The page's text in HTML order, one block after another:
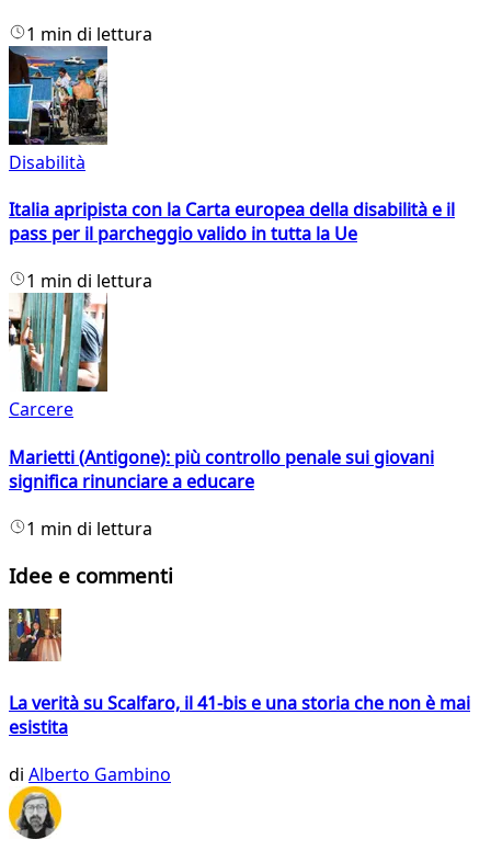
1 min di lettura
Disabilità
Italia apripista con la Carta europea della disabilità e il
pass per il parcheggio valido in tutta la Ue
1 min di lettura
Carcere
Marietti (Antigone): più controllo penale sui giovani
significa rinunciare a educare
1 min di lettura
Idee e commenti
La verità su Scalfaro, il 41-bis e una storia che non è mai
esistita
di Alberto Gambino